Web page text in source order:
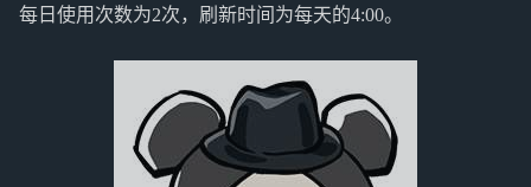
每日使用次数为2次，刷新时间为每天的4:00。